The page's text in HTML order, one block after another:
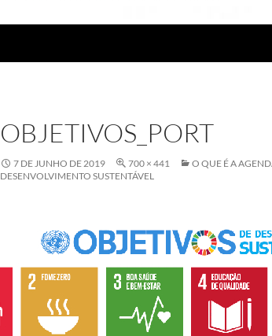
OBJETIVOS_PORT
7 DE JUNHO DE 2019 700 × 441
O QUE É A
DESENVOLVIMENTO SUSTENTÁVEL